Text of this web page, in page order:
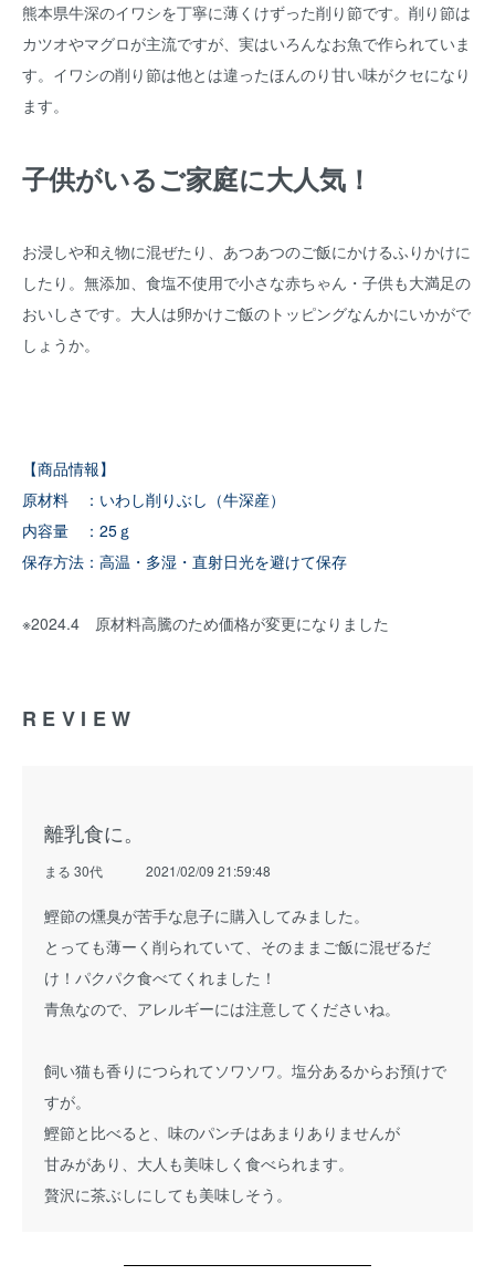
熊本県牛深のイワシを丁寧に薄くけずった削り節です。削り節は
カツオやマグロが主流ですが、実はいろんなお魚で作られていま
す。イワシの削り節は他とは違ったほんのり甘い味がクセになり
ます。
子供がいるご家庭に大人気！
お浸しや和え物に混ぜたり、あつあつのご飯にかけるふりかけに
したり。無添加、食塩不使用で小さな赤ちゃん・子供も大満足の
おいしさです。大人は卵かけご飯のトッピングなんかにいかがで
しょうか。
【商品情報】
原材料 ：いわし削りぶし（牛深産）
内容量 ：25ｇ
保存方法：高温・多湿・直射日光を避けて保存
※2024.4 原材料高騰のため価格が変更になりました
REVIEW
離乳食に。
まる 30代 2021/02/09 21:59:48
鰹節の燻臭が苦手な息子に購入してみました。
とっても薄ーく削られていて、そのままご飯に混ぜるだ
け！パクパク食べてくれました！
青魚なので、アレルギーには注意してくださいね。
飼い猫も香りにつられてソワソワ。塩分あるからお預けで
すが。
鰹節と比べると、味のパンチはあまりありませんが
甘みがあり、大人も美味しく食べられます。
贅沢に茶ぶしにしても美味しそう。